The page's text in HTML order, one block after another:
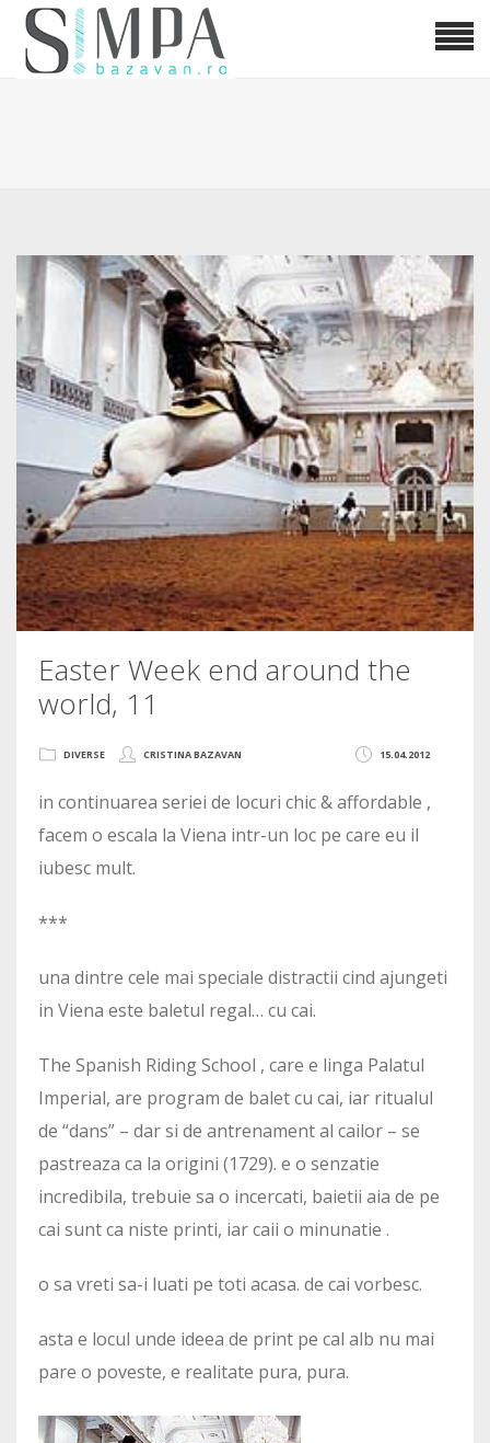
Easter Week end around the
world, 11
15.04.2012
DIVERSE CRISTINA BAZAVAN
in continuarea seriei de locuri chic & affordable ,
facem o escala la Viena intr-un loc pe care eu il
iubesc mult.
***
una dintre cele mai speciale distractii cind ajungeti
in Viena este baletul regal… cu cai.
The Spanish Riding School , care e linga Palatul
Imperial, are program de balet cu cai, iar ritualul
de “dans” – dar si de antrenament al cailor – se
pastreaza ca la origini (1729). e o senzatie
incredibila, trebuie sa o incercati, baietii aia de pe
cai sunt ca niste printi, iar caii o minunatie .
o sa vreti sa-i luati pe toti acasa. de cai vorbesc.
asta e locul unde ideea de print pe cal alb nu mai
pare o poveste, e realitate pura, pura.